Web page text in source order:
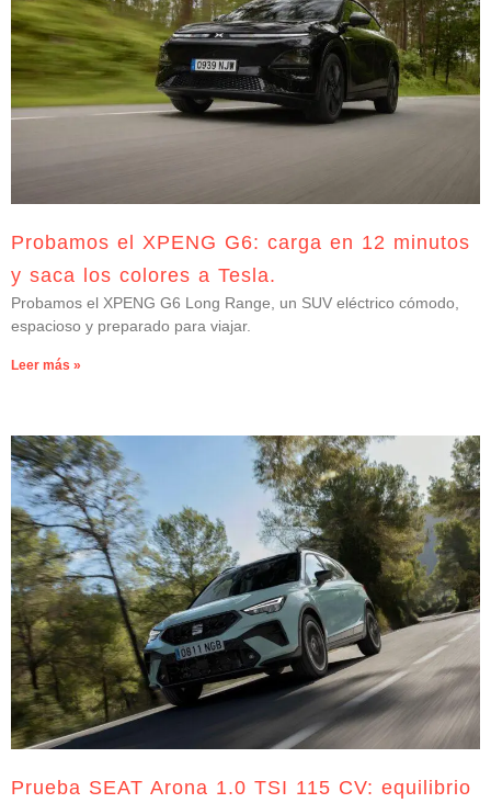
Probamos el XPENG G6: carga en 12 minutos
y saca los colores a Tesla.
Probamos el XPENG G6 Long Range, un SUV eléctrico cómodo,
espacioso y preparado para viajar.
Leer más »
Prueba SEAT Arona 1.0 TSI 115 CV: equilibrio